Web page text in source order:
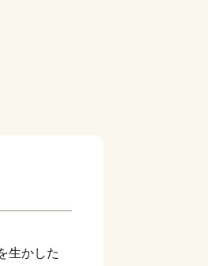
生かした